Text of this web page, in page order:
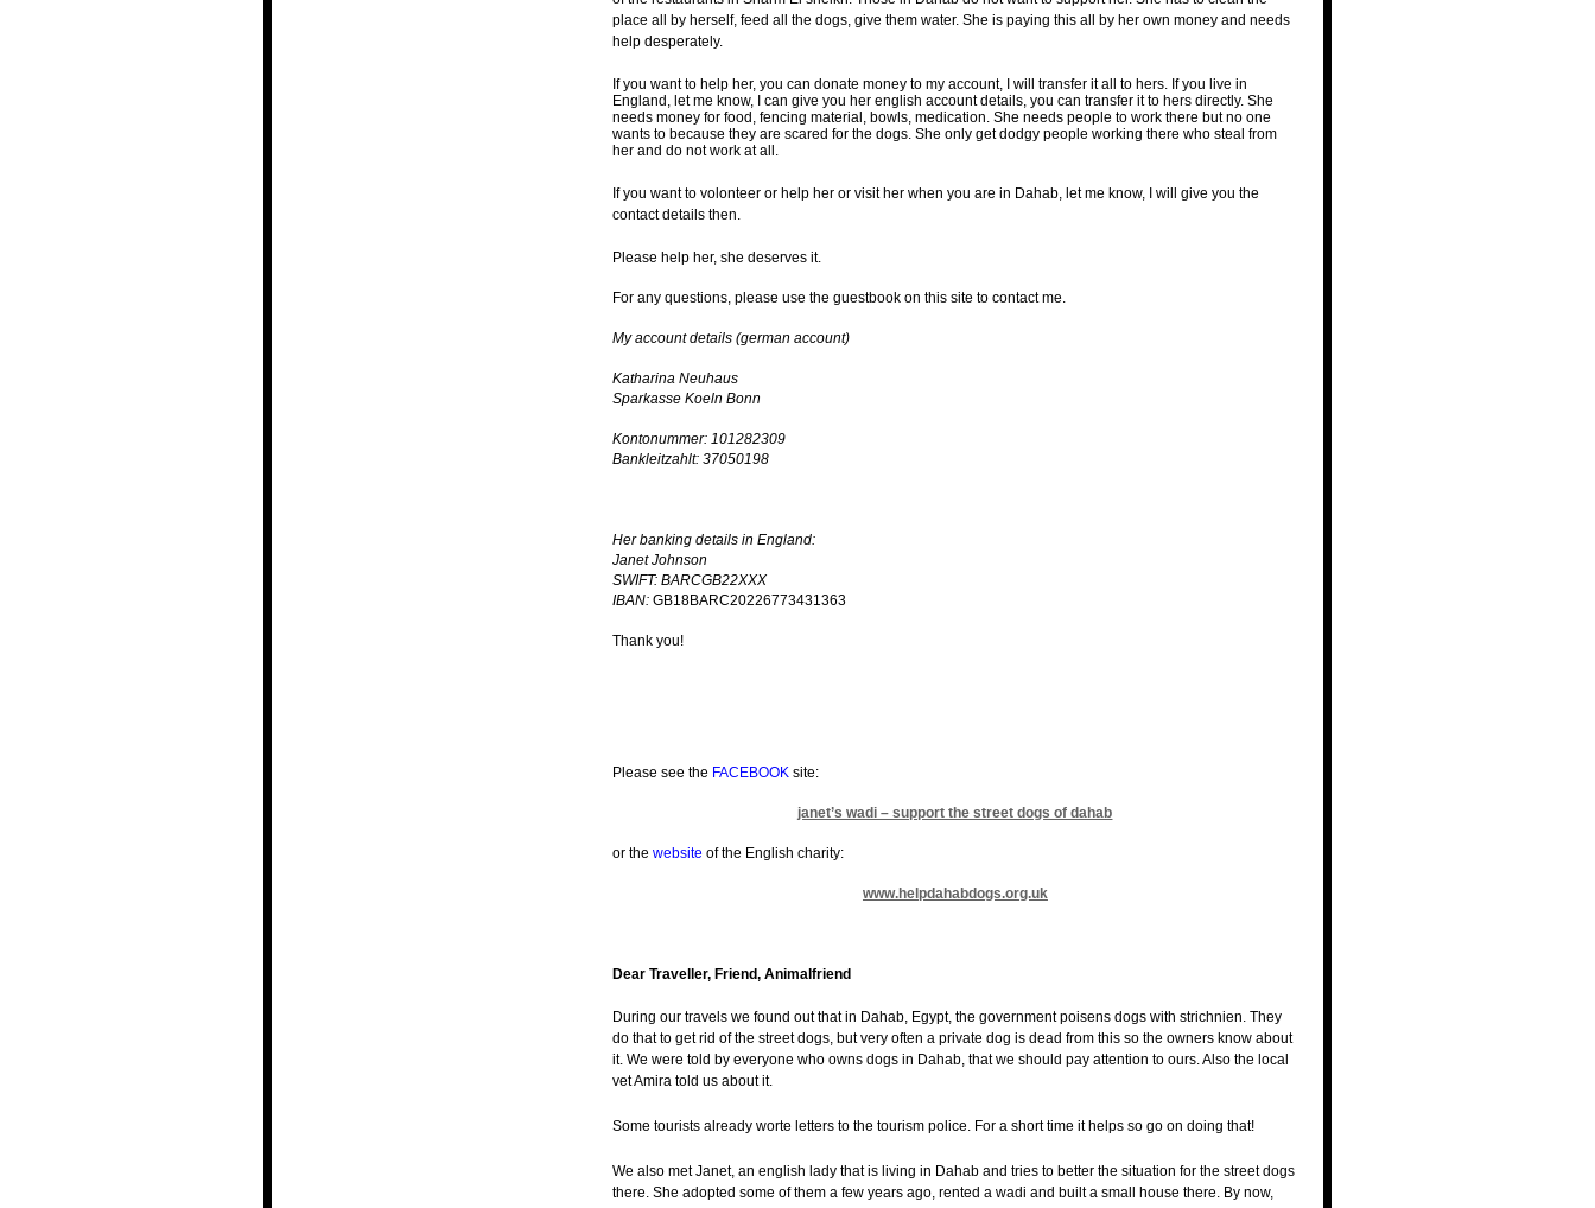
place all by herself, feed all the dogs, give them water. She is paying this all by her own money and needs
help desperately.
If you want to help her, you can donate money to my account, I will transfer it all to hers. If you live in
England, let me know, I can give you her english account details, you can transfer it to hers directly. She
needs money for food, fencing material, bowls, medication. She needs people to work there but no one
wants to because they are scared for the dogs. She only get dodgy people working there who steal from
her and do not work at all.
If you want to volonteer or help her or visit her when you are in Dahab, let me know, I will give you the
contact details then.
Please help her, she deserves it.
For any questions, please use the guestbook on this site to contact me.
My account details (german account)
Katharina Neuhaus
Sparkasse Koeln Bonn
Kontonummer: 101282309
Bankleitzahlt: 37050198
Her banking details in England:
Janet Johnson
SWIFT: BARCGB22XXX
IBAN: GB18BARC20226773431363
Thank you!
Please see the FACEBOOK site:
janet’s wadi – support the street dogs of dahab
or the website of the English charity:
www.helpdahabdogs.org.uk
Dear Traveller, Friend, Animalfriend
During our travels we found out that in Dahab, Egypt, the government poisens dogs with strichnien. They
do that to get rid of the street dogs, but very often a private dog is dead from this so the owners know about
it. We were told by everyone who owns dogs in Dahab, that we should pay attention to ours. Also the local
vet Amira told us about it.
Some tourists already worte letters to the tourism police. For a short time it helps so go on doing that!
We also met Janet, an english lady that is living in Dahab and tries to better the situation for the street dogs
there. She adopted some of them a few years ago, rented a wadi and built a small house there. By now,